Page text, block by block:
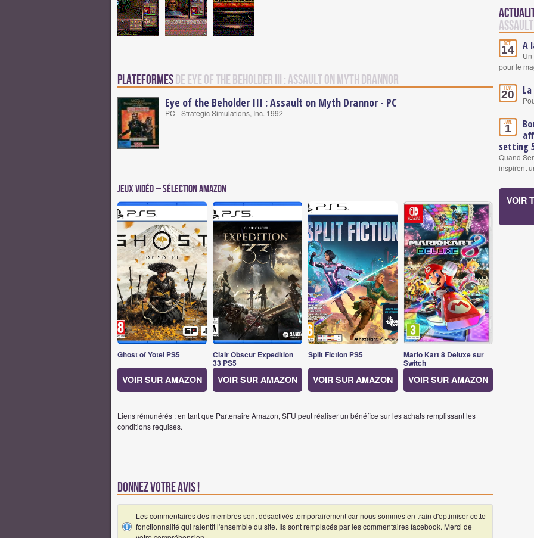
Plateformesde Eye of the Beholder III : Assault on Myth Drannor
Eye of the Beholder III : Assault on Myth Drannor - PC
PC - Strategic Simulations, Inc. 1992
Jeux vidéo – Sélection Amazon
Ghost of Yotei PS5
VOIR SUR AMAZON
Clair Obscur Expedition
33 PS5
VOIR SUR AMAZON
Split Fiction PS5
VOIR SUR AMAZON
Mario Kart 8 Deluxe sur
Switch
VOIR SUR AMAZON
Liens rémunérés : en tant que Partenaire Amazon, SFU peut réaliser un bénéfice sur les achats remplissant les
conditions requises.
Donnez votre avis !
Les commentaires des membres sont désactivés temporairement car nous sommes en train d'optimiser cette
fonctionnalité qui ralentit l'ensemble du site. Ils sont remplacés par les commentaires facebook. Merci de
Oct.
14 A
pour le
Fév.
20
Jan.
1
setting
Quand
inspirent
VOIR